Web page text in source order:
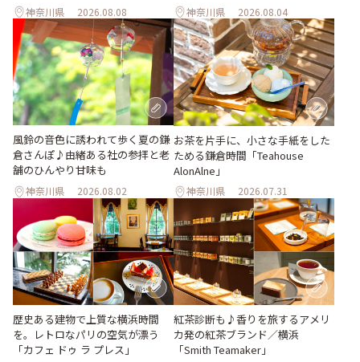
神奈川県 2026.08.08 神奈川県 2026.08.04
風鈴の音色に誘われて歩く夏の鎌
倉さんぽ♪由緒ある社の参拝と老
舗のひんやり甘味も
神奈川県 2026.08.02
お茶を片手に、小さな手紙をした
ためる鎌倉時間「Teahouse
AlonAlne」
神奈川県 2026.07.31
歴史ある建物で上質な横浜時間
を。レトロなパリの空気が漂う
「カフェ ドゥ ラ プレス」
紅茶診断も♪香りを旅するアメリ
カ発の紅茶ブランド／横浜
「Smith Teamaker」